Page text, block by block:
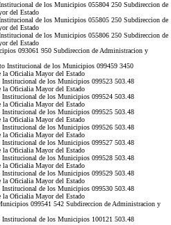
de los Municipios 055804 250 Subdireccion de
del Estado
de los Municipios 055805 250 Subdireccion de
del Estado
de los Municipios 055806 250 Subdireccion de
del Estado
093061 950 Subdireccion de Administracion y
Institucional de los Municipios 099459 3450
la Oficialia Mayor del Estado
de los Municipios 099523 503.48
la Oficialia Mayor del Estado
de los Municipios 099524 503.48
la Oficialia Mayor del Estado
de los Municipios 099525 503.48
la Oficialia Mayor del Estado
de los Municipios 099526 503.48
la Oficialia Mayor del Estado
de los Municipios 099527 503.48
la Oficialia Mayor del Estado
de los Municipios 099528 503.48
la Oficialia Mayor del Estado
de los Municipios 099529 503.48
la Oficialia Mayor del Estado
de los Municipios 099530 503.48
la Oficialia Mayor del Estado
099541 542 Subdireccion de Administracion y
de los Municipios 100121 503.48